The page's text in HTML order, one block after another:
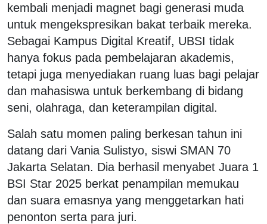
kembali menjadi magnet bagi generasi muda
untuk mengekspresikan bakat terbaik mereka.
Sebagai Kampus Digital Kreatif, UBSI tidak
hanya fokus pada pembelajaran akademis,
tetapi juga menyediakan ruang luas bagi pelajar
dan mahasiswa untuk berkembang di bidang
seni, olahraga, dan keterampilan digital.
Salah satu momen paling berkesan tahun ini
datang dari Vania Sulistyo, siswi SMAN 70
Jakarta Selatan. Dia berhasil menyabet Juara 1
BSI Star 2025 berkat penampilan memukau
dan suara emasnya yang menggetarkan hati
penonton serta para juri.